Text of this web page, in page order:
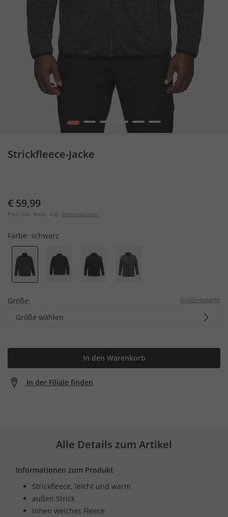
1 2 3 5 6
Strickfleece-Jacke
€ 59,99
Preis inkl. MwSt. zzgl. Versandkosten
Farbe: schwarz
Größe: Größentabelle
Größe wählen
In den Warenkorb
In der Filiale finden
Alle Details zum Artikel
Informationen zum Produkt
Strickfleece, leicht und warm
außen Strick
innen weiches Fleece